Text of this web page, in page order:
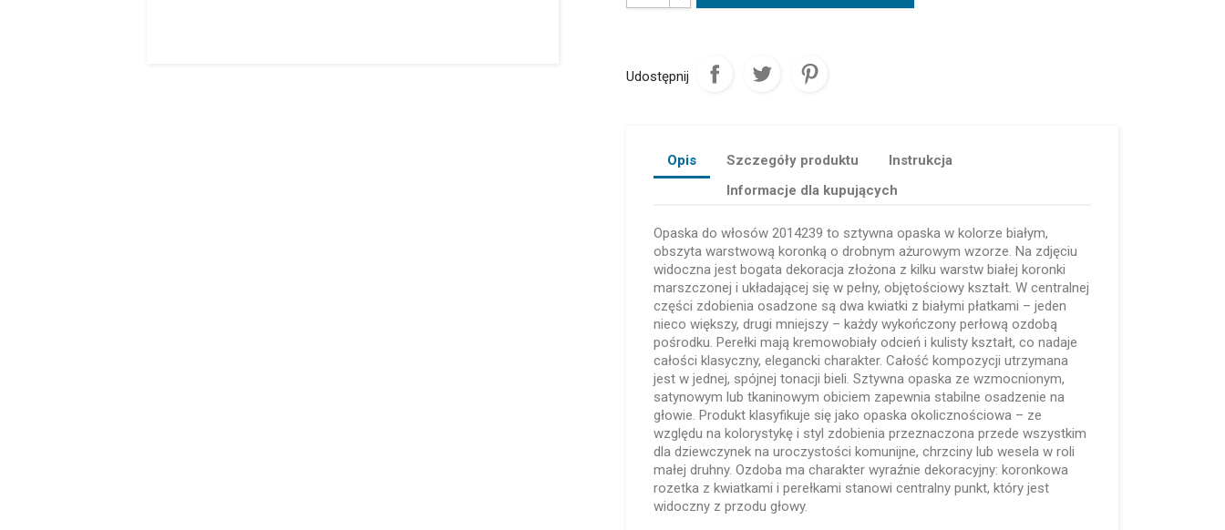
Udostępnij
Opis Szczegóły produktu
Instrukcja
Informacje dla kupujących
Opaska do włosów 2014239 to sztywna opaska w kolorze białym,
obszyta warstwową koronką o drobnym ażurowym wzorze. Na zdjęciu
widoczna jest bogata dekoracja złożona z kilku warstw białej koronki
marszczonej i układającej się w pełny, objętościowy kształt. W centralnej
części zdobienia osadzone są dwa kwiatki z białymi płatkami – jeden
nieco większy, drugi mniejszy – każdy wykończony perłową ozdobą
pośrodku. Perełki mają kremowobiały odcień i kulisty kształt, co nadaje
całości klasyczny, elegancki charakter. Całość kompozycji utrzymana
jest w jednej, spójnej tonacji bieli. Sztywna opaska ze wzmocnionym,
satynowym lub tkaninowym obiciem zapewnia stabilne osadzenie na
głowie. Produkt klasyfikuje się jako opaska okolicznościowa – ze
względu na kolorystykę i styl zdobienia przeznaczona przede wszystkim
dla dziewczynek na uroczystości komunijne, chrzciny lub wesela w roli
małej druhny. Ozdoba ma charakter wyraźnie dekoracyjny: koronkowa
rozetka z kwiatkami i perełkami stanowi centralny punkt, który jest
widoczny z przodu głowy.